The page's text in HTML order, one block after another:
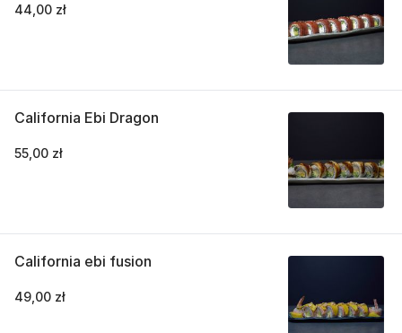
44,00 zł
California Ebi Dragon
55,00 zł
California ebi fusion
49,00 zł